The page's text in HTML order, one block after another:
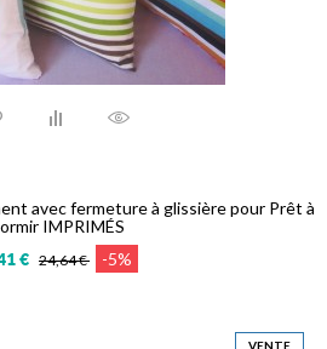
avec fermeture à glissière pour Prêt à
IMPRIMÉS
€ 24,64 € -5%
VENTE